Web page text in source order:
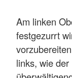
Am linken
festgezurrt
links, wie